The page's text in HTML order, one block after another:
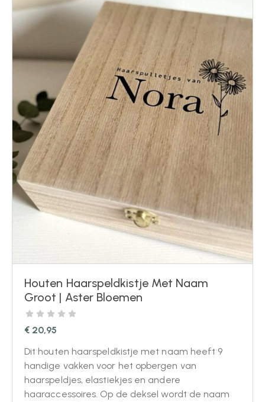
Houten Haarspeldkistje Met Naam
Groot | Aster Bloemen
€ 20,95
Dit houten haarspeldkistje met naam heeft 9
handige vakken voor het opbergen van
haarspeldjes, elastiekjes en andere
haaraccessoires. Op de deksel wordt de naam